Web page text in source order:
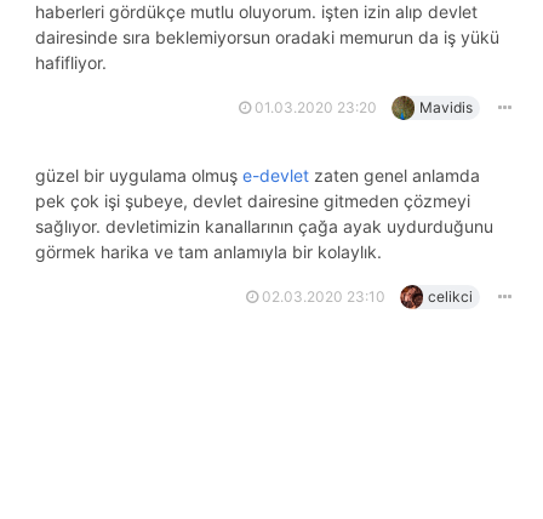
haberleri gördükçe mutlu oluyorum. i̇şten izin alıp devlet
dairesinde sıra beklemiyorsun oradaki memurun da iş yükü
hafifliyor.
01.03.2020 23:20 Mavidis
güzel bir uygulama olmuş e-devlet zaten genel anlamda
pek çok işi şubeye, devlet dairesine gitmeden çözmeyi
sağlıyor. devletimizin kanallarının çağa ayak uydurduğunu
görmek harika ve tam anlamıyla bir kolaylık.
02.03.2020 23:10 celikci